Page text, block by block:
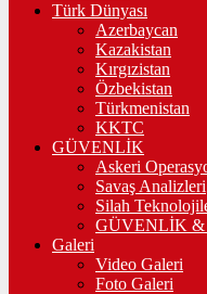
Türk Dünyası
Azerbaycan
Kazakistan
Kırgızistan
Özbekistan
Türkmenistan
KKTC
GÜVENLİK
Askeri
Savaş Analizleri
Silah
GÜVENLİK &
Galeri
Video Galeri
Foto Galeri